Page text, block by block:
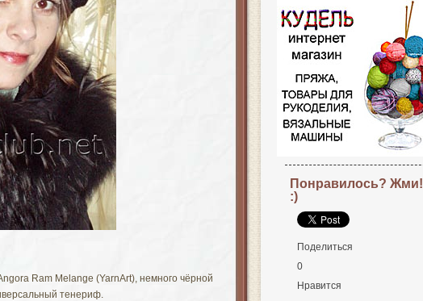
Ram Melange (YarnArt), немного чёрной
тенериф.
Понравилось? Жми!
:)
Поделиться
0
Нравится